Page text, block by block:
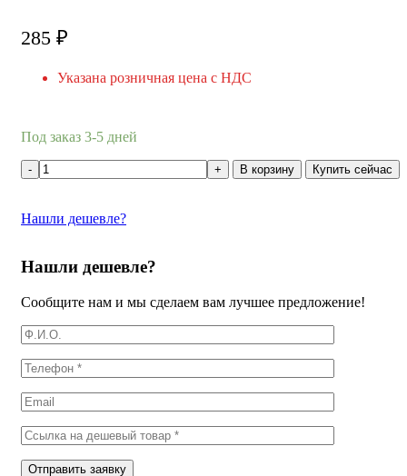
285 ₽
Указана розничная цена с НДС
Под заказ 3-5 дней
В корзину Купить сейчас
Нашли дешевле?
Нашли дешевле?
Сообщите нам и мы сделаем вам лучшее предложение!